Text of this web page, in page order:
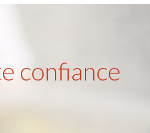
confiance